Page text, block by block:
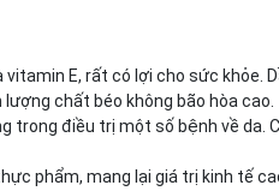
E, rất có lợi cho sức khỏe.
chất béo không bão hòa cao.
trong điều trị một số bệnh về da.
phẩm, mang lại giá trị kinh tế